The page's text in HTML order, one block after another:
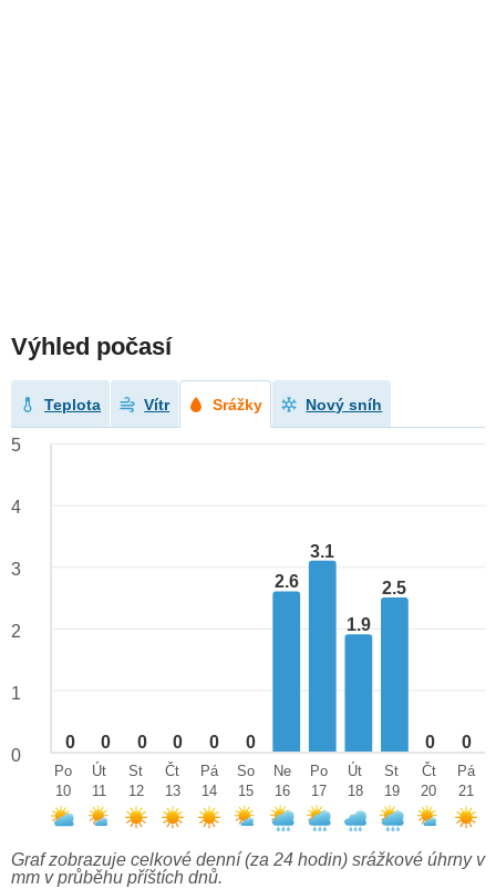
Výhled počasí
Teplota Vítr Srážky Nový sníh
0 0 0 0 0 0
2.6
3.1
1.9
2.5
0 0
5
4
3
2
1
0
Po
10
Út
11
St
12
Čt
13
Pá
14
So
15
Ne
16
Po
17
Út
18
St
19
Čt
20
Pá
21
Graf zobrazuje celkové denní (za 24 hodin) srážkové úhrny v
mm v průběhu příštích dnů.